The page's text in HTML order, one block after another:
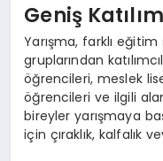
Geniş
Yarışma, farklı
gruplarından
öğrencileri, meslek
öğrencileri ve ilgili
bireyler yarışmaya
için çıraklık, kalfalık